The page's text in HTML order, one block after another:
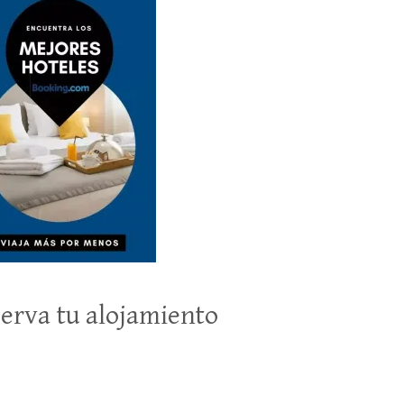
tu alojamiento